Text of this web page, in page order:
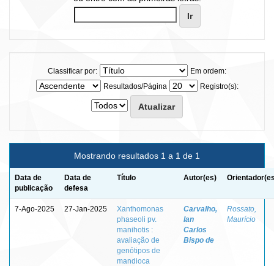
Classificar por:
Em ordem:
Resultados/Página
Registro(s):
Mostrando resultados 1 a 1 de 1
Data de
publicação
Data de
defesa
Título Autor(es)
7-Ago-2025 27-Jan-2025
Xanthomonas
phaseoli pv.
manihotis :
avaliação de
genótipos de
mandioca
Carvalho,
Ian
Carlos
Bispo de
Rossato,
Maurício